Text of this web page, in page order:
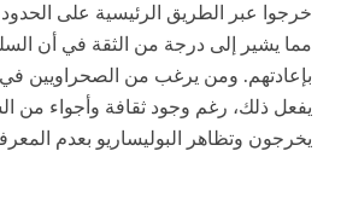
خرجوا عبر الطريق الرئيسية على الحدود
مما يشير إلى درجة من الثقة في أن
بإعادتهم. ومن يرغب من الصحراويين
يفعل ذلك، رغم وجود ثقافة وأجواء من
يخرجون وتظاهر البوليساريو بعدم